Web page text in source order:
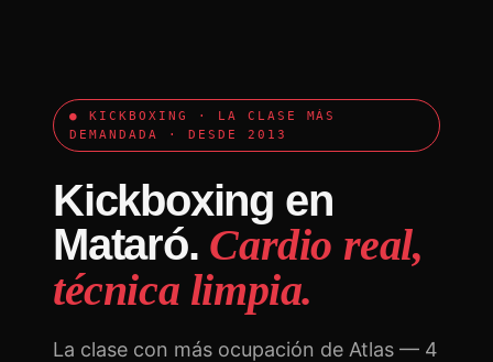
● KICKBOXING · LA CLASE MÁS
DEMANDADA · DESDE 2013
Kickboxing en
Mataró. Cardio real,
técnica limpia.
La clase con más ocupación de Atlas — 4